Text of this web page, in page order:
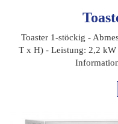
Toaster 1-stöckig -
T x H) - Leistung: 2,2